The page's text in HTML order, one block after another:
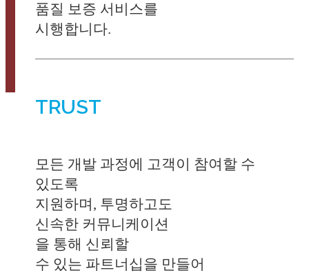
품질 보증 서비스를
시행합니다.
TRUST
모든 개발 과정에 고객이 참여할 수
있도록
지원하며, 투명하고도
신속한 커뮤니케이션
을 통해 신뢰할
수 있는 파트너십을 만들어